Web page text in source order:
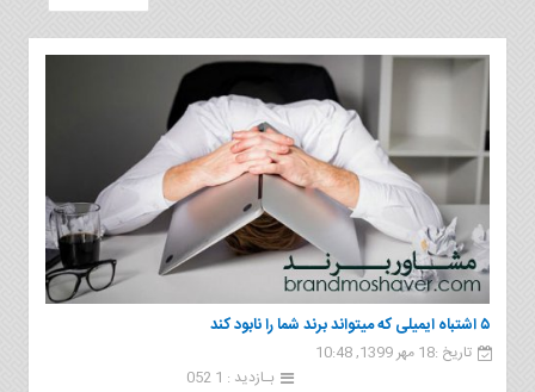
۵ اشتباه ایمیلی که میتواند برند شما را نابود کند
تاریخ :18 مهر 1399, 10:48
بـازدید : 1 052